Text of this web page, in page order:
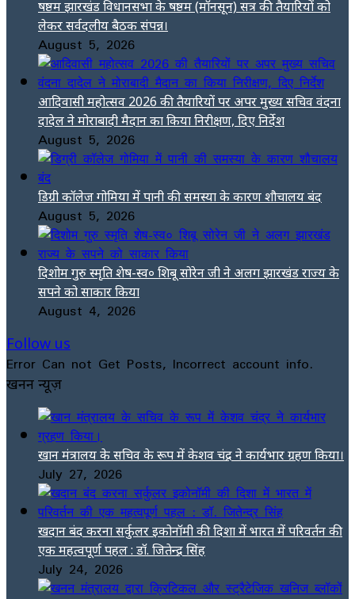
षष्ठम झारखंड विधानसभा के षष्ठम (मॉनसून) सत्र की तैयारियों को
लेकर सर्वदलीय बैठक संपन्न।
August 5, 2026
आदिवासी महोत्सव 2026 की तैयारियों पर अपर मुख्य सचिव वंदना
दादेल ने मोराबादी मैदान का किया निरीक्षण, दिए निर्देश
August 5, 2026
डिग्री कॉलेज गोमिया में पानी की समस्या के कारण शौचालय बंद
August 5, 2026
दिशोम गुरु स्मृति शेष-स्व० शिबू सोरेन जी ने अलग झारखंड राज्य के
सपने को साकार किया
August 4, 2026
Follow us
Error Can not Get Posts, Incorrect account info.
खनन न्यूज़
खान मंत्रालय के सचिव के रूप में केशव चंद्र ने कार्यभार ग्रहण किया।
July 27, 2026
खदान बंद करना सर्कुलर इकोनॉमी की दिशा में भारत में परिवर्तन की
एक महत्वपूर्ण पहल : डॉ. जितेन्द्र सिंह
July 24, 2026